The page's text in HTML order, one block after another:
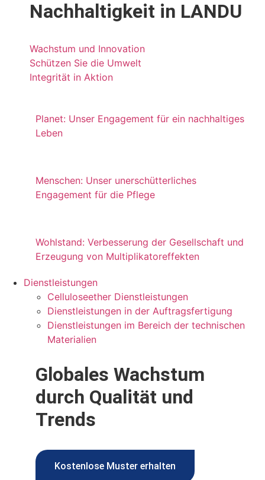
Nachhaltigkeit in LANDU
Wachstum und Innovation
Schützen Sie die Umwelt
Integrität in Aktion
Planet: Unser Engagement für ein nachhaltiges
Leben
Menschen: Unser unerschütterliches
Engagement für die Pflege
Wohlstand: Verbesserung der Gesellschaft und
Erzeugung von Multiplikatoreffekten
Dienstleistungen
Celluloseether Dienstleistungen
Dienstleistungen in der Auftragsfertigung
Dienstleistungen im Bereich der technischen
Materialien
Globales Wachstum
durch Qualität und
Trends
Kostenlose Muster erhalten